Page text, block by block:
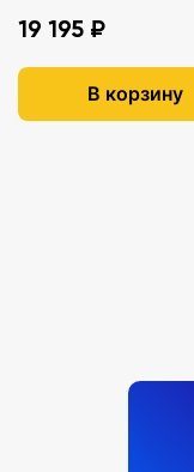
19 195 ₽
В корзину